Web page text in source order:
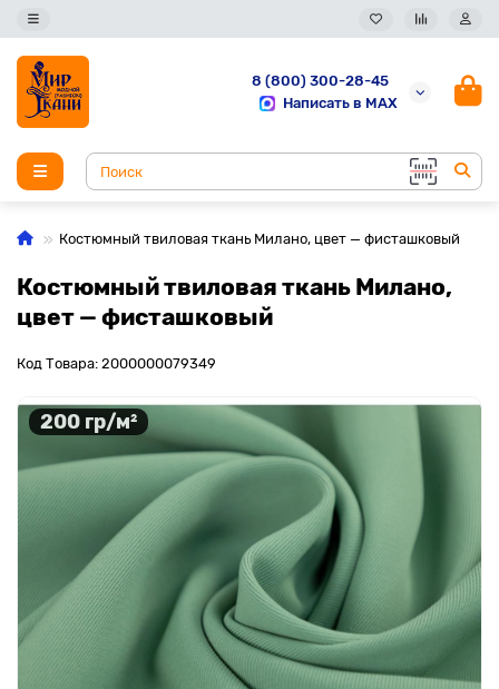
8 (800) 300-28-45
Написать в MAX
Костюмный твиловая ткань Милано, цвет — фисташковый
Костюмный твиловая ткань Милано,
цвет — фисташковый
Код Товара: 2000000079349
200 гр/м²